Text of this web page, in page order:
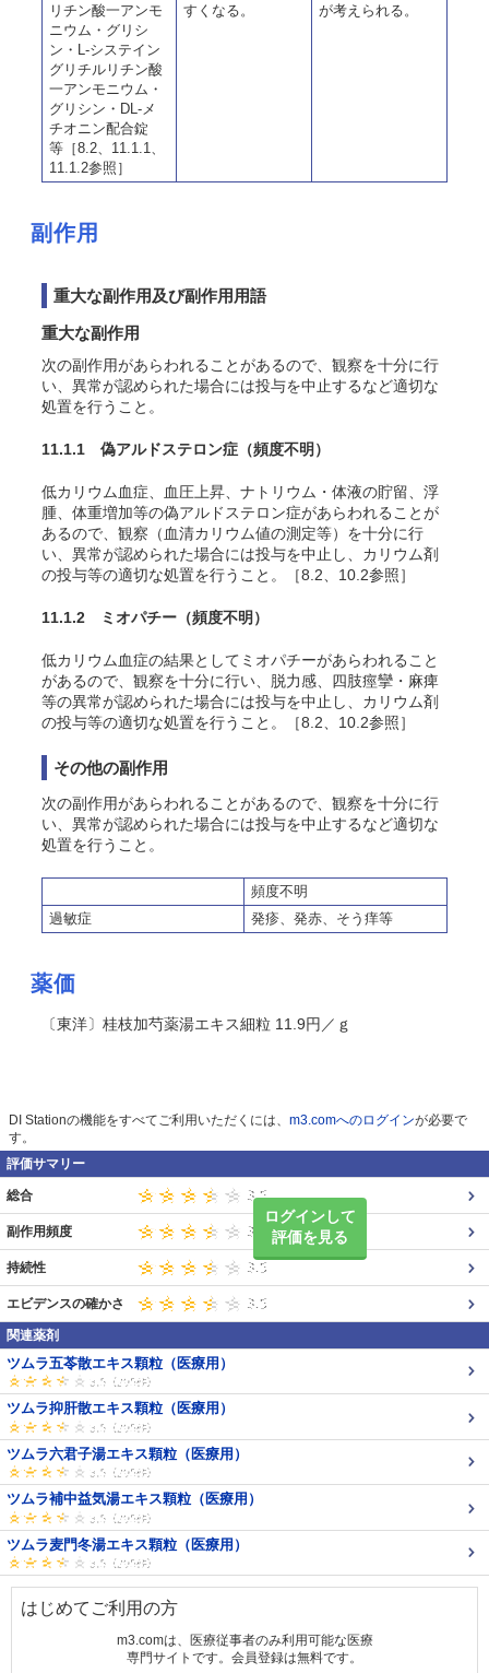
リチン酸一アンモ
ニウム・グリシ
ン・L-システイン
グリチルリチン酸
一アンモニウム・
グリシン・DL-メ
チオニン配合錠
等［8.2、11.1.1、
11.1.2参照］
すくなる。
が考えられる。
副作用
重大な副作用及び副作用用語
重大な副作用
次の副作用があらわれることがあるので、観察を十分に行
い、異常が認められた場合には投与を中止するなど適切な
処置を行うこと。
11.1.1 偽アルドステロン症 （頻度不明）
低カリウム血症、血圧上昇、ナトリウム・体液の貯留、浮
腫、体重増加等の偽アルドステロン症があらわれることが
あるので、観察（血清カリウム値の測定等）を十分に行
い、異常が認められた場合には投与を中止し、カリウム剤
の投与等の適切な処置を行うこと。［8.2、10.2参照］
11.1.2 ミオパチー （頻度不明）
低カリウム血症の結果としてミオパチーがあらわれること
があるので、観察を十分に行い、脱力感、四肢痙攣・麻痺
等の異常が認められた場合には投与を中止し、カリウム剤
の投与等の適切な処置を行うこと。［8.2、10.2参照］
その他の副作用
次の副作用があらわれることがあるので、観察を十分に行
い、異常が認められた場合には投与を中止するなど適切な
処置を行うこと。
頻度不明
過敏症
発疹、発赤、 そう 痒等
薬価
〔東洋〕桂枝加芍薬湯エキス細粒 11.9円／ｇ
DI Stationの機能をすべてご利用いただくには、 m3.comへのログインが必要で
す。
評価サマリー
ログインして
評価を見る
総合
副作用頻度
持続性
エビデンスの確かさ
関連薬剤
ツムラ五苓散エキス顆粒（医療用）
ツムラ抑肝散エキス顆粒（医療用）
ツムラ六君子湯エキス顆粒（医療用）
ツムラ補中益気湯エキス顆粒（医療用）
ツムラ麦門冬湯エキス顆粒（医療用）
はじめてご利用の方
m3.comは、医療従事者のみ利用可能な医療
専門サイトです。会員登録は無料です。